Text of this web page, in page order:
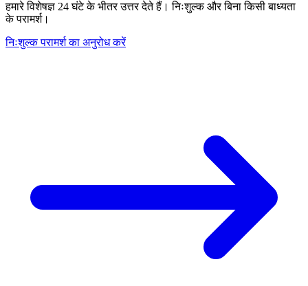
हमारे विशेषज्ञ 24 घंटे के भीतर उत्तर देते हैं। निःशुल्क और बिना किसी बाध्यता
के परामर्श।
निःशुल्क परामर्श का अनुरोध करें